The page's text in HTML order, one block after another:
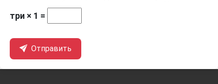
три × 1 =
Отправить